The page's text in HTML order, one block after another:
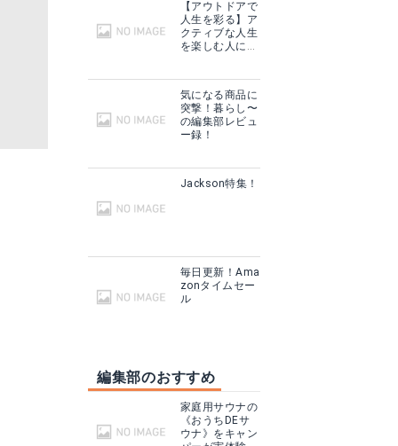
【アウトドアで
人生を彩る】ア
クティブな人生
を楽しむ人に話
気になる商品に
突撃！暮らし〜
の編集部レビュ
ー録！
Jackson特集！
毎日更新！Ama
zonタイムセー
ル
編集部のおすすめ
家庭用サウナの
《おうちDEサ
ウナ》をキャン